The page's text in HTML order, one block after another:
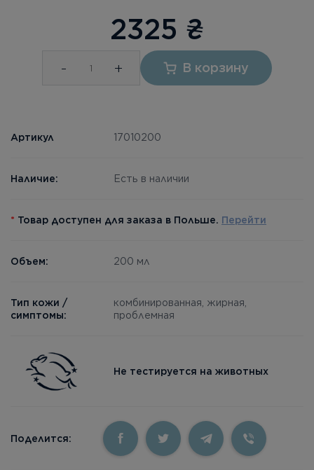
2325 ₴
- + В корзину
Артикул 17010200
Наличие: Есть в наличии
* Товар доступен для заказа в Польше. Перейти
Объем: 200 мл
Тип кожи /
симптомы:
комбинированная, жирная,
проблемная
Не тестируется на животных
Поделится: